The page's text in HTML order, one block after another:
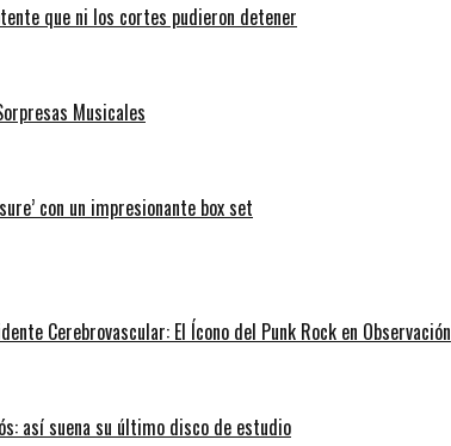
que ni los cortes pudieron detener
Musicales
con un impresionante box set
Cerebrovascular: El Ícono del Punk Rock en Observación
así suena su último disco de estudio